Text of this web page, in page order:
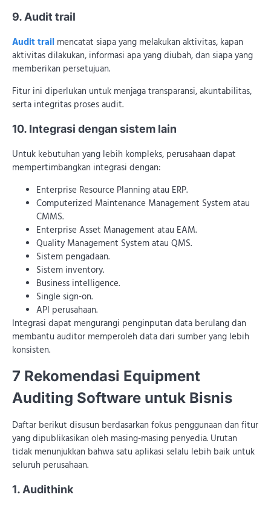
9. Audit trail
Audit trail mencatat siapa yang melakukan aktivitas, kapan
aktivitas dilakukan, informasi apa yang diubah, dan siapa yang
memberikan persetujuan.
Fitur ini diperlukan untuk menjaga transparansi, akuntabilitas,
serta integritas proses audit.
10. Integrasi dengan sistem lain
Untuk kebutuhan yang lebih kompleks, perusahaan dapat
mempertimbangkan integrasi dengan:
Enterprise Resource Planning atau ERP.
Computerized Maintenance Management System atau
CMMS.
Enterprise Asset Management atau EAM.
Quality Management System atau QMS.
Sistem pengadaan.
Sistem inventory.
Business intelligence.
Single sign-on.
API perusahaan.
Integrasi dapat mengurangi penginputan data berulang dan
membantu auditor memperoleh data dari sumber yang lebih
konsisten.
7 Rekomendasi Equipment
Auditing Software untuk Bisnis
Daftar berikut disusun berdasarkan fokus penggunaan dan fitur
yang dipublikasikan oleh masing-masing penyedia. Urutan
tidak menunjukkan bahwa satu aplikasi selalu lebih baik untuk
seluruh perusahaan.
1. Audithink